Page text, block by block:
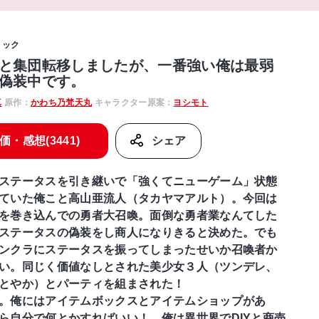
ク
集団転移しましたが、一番強い俺は最弱
装中です。
原作：かわち乃梵天丸キャラクター原案： ヨシモト
・感想(3441) シェア
テータスを引き継いで「強くてニューゲーム」状態
いた俺こと高山亜流人（タカヤマアルト）。今回は
巻き込んでの勇者大召喚。面倒な勇者業なんてした
テータスの偽装をし商人になりきると決めた。でも
クラにステータスを振ってしまったせいか召喚者か
。同じく価値なしとされた美少女３人（ツンデレ、
やか）とパーティを組まされた！
俺にはアイテムボックスとアイテムショップがあ